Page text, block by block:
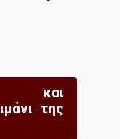
και
της